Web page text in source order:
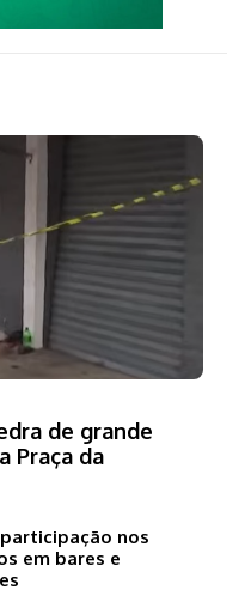
de grande
Praça da
nos
em bares e